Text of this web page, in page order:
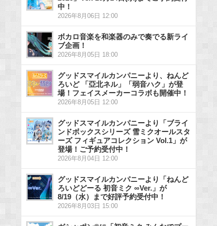
中！
2026年8月06日 12:00
ボカロ音楽を和楽器のみで奏でる新ライ
ブ企画！
2026年8月05日 18:00
グッドスマイルカンパニーより、ねんど
ろいど 「亞北ネル」「弱音ハク」が登
場！フェイスメーカーコラボも開催中！
2026年8月05日 12:00
グッドスマイルカンパニーより「ブライ
ンドボックスシリーズ 雪ミクオールスタ
ーズ フィギュアコレクション Vol.1」が
登場！ご予約受付中！
2026年8月04日 12:00
グッドスマイルカンパニーより「ねんど
ろいどどーる 初音ミク ∞Ver.」が
8/19（水）まで好評予約受付中！
2026年8月03日 15:00